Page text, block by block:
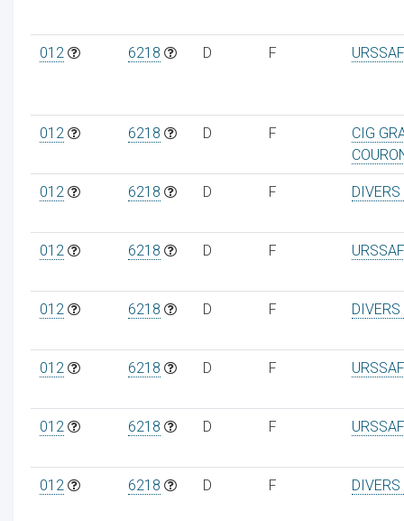
012 6218 D F
012 6218 D F
CIG
012 6218 D F
012 6218 D F
012 6218 D F
012 6218 D F
012 6218 D F
012 6218 D F